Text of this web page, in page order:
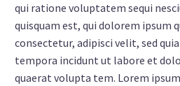
qui ratione voluptatem sequi
quisquam est, qui dolorem ipsum
consectetur, adipisci velit, sed
tempora incidunt ut labore et
quaerat volupta tem. Lorem